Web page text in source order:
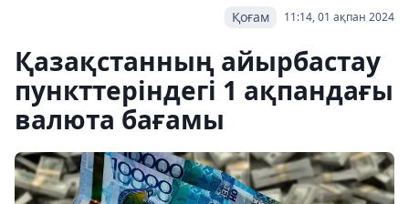
11:14, 01 ақпан 2024
Қоғам
Қазақстанның айырбастау
пункттеріндегі 1 ақпандағы
валюта бағамы